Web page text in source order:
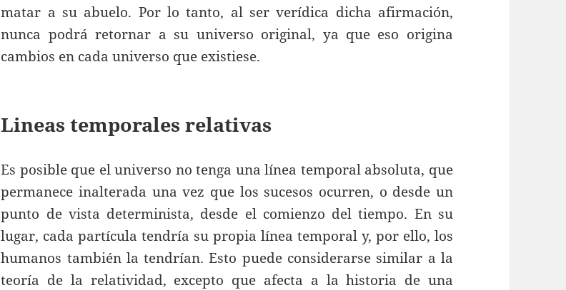
matar a su abuelo. Por lo tanto, al ser verídica dicha afirmación,
nunca podrá retornar a su universo original, ya que eso origina
cambios en cada universo que existiese.
Lineas temporales relativas
Es posible que el universo no tenga una línea temporal absoluta, que
permanece inalterada una vez que los sucesos ocurren, o desde un
punto de vista determinista, desde el comienzo del tiempo. En su
lugar, cada partícula tendría su propia línea temporal y, por ello, los
humanos también la tendrían. Esto puede considerarse similar a la
teoría de la relatividad, excepto que afecta a la historia de una